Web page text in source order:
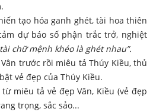
tạo hóa ganh ghét, tài hoa thiên
dự báo số phận trắc trở, nghiệt
tài chữ mệnh khéo là ghét nhau”.
trước rồi miêu tả Thúy Kiều, thủ
vẻ đẹp của Thúy Kiều.
miêu tả vẻ đẹp Vân, Kiều (vẻ đẹp
trọng, sắc sảo...